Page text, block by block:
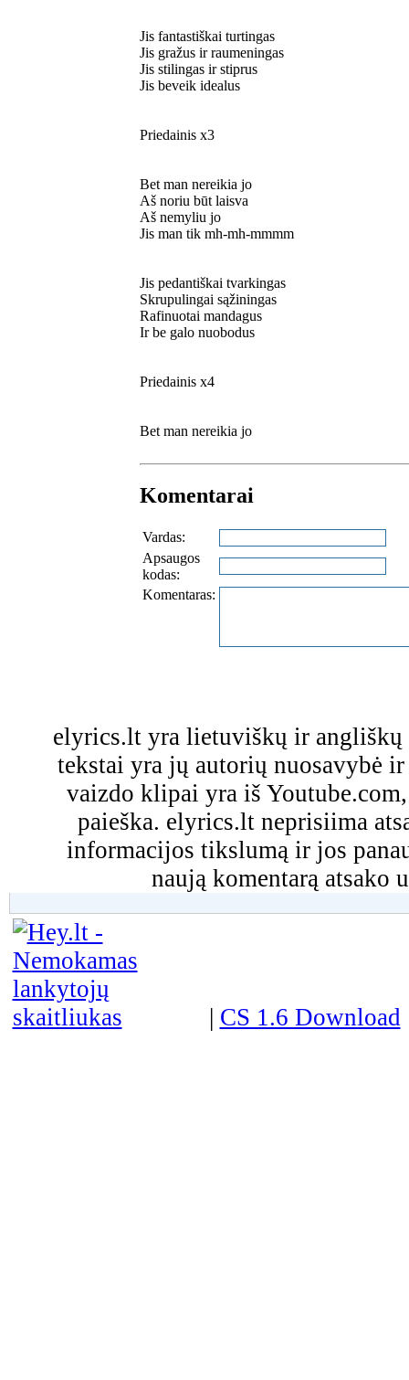
Jis fantastiškai turtingas
Jis gražus ir raumeningas
Jis stilingas ir stiprus
Jis beveik idealus
Priedainis x3
Bet man nereikia jo
Aš noriu būt laisva
Aš nemyliu jo
Jis man tik mh-mh-mmmm
Jis pedantiškai tvarkingas
Skrupulingai sąžiningas
Rafinuotai mandagus
Ir be galo nuobodus
Priedainis x4
Bet man nereikia jo
Komentarai
Vardas:
Apsaugos
kodas:
Komentaras:
elyrics.lt yra lietuviškų ir angliškų
tekstai yra jų autorių nuosavybė
vaizdo klipai yra iš
paieška. elyrics.lt neprisiima
informacijos tikslumą ir jos
naują komentarą atsako
| CS 1.6 Download